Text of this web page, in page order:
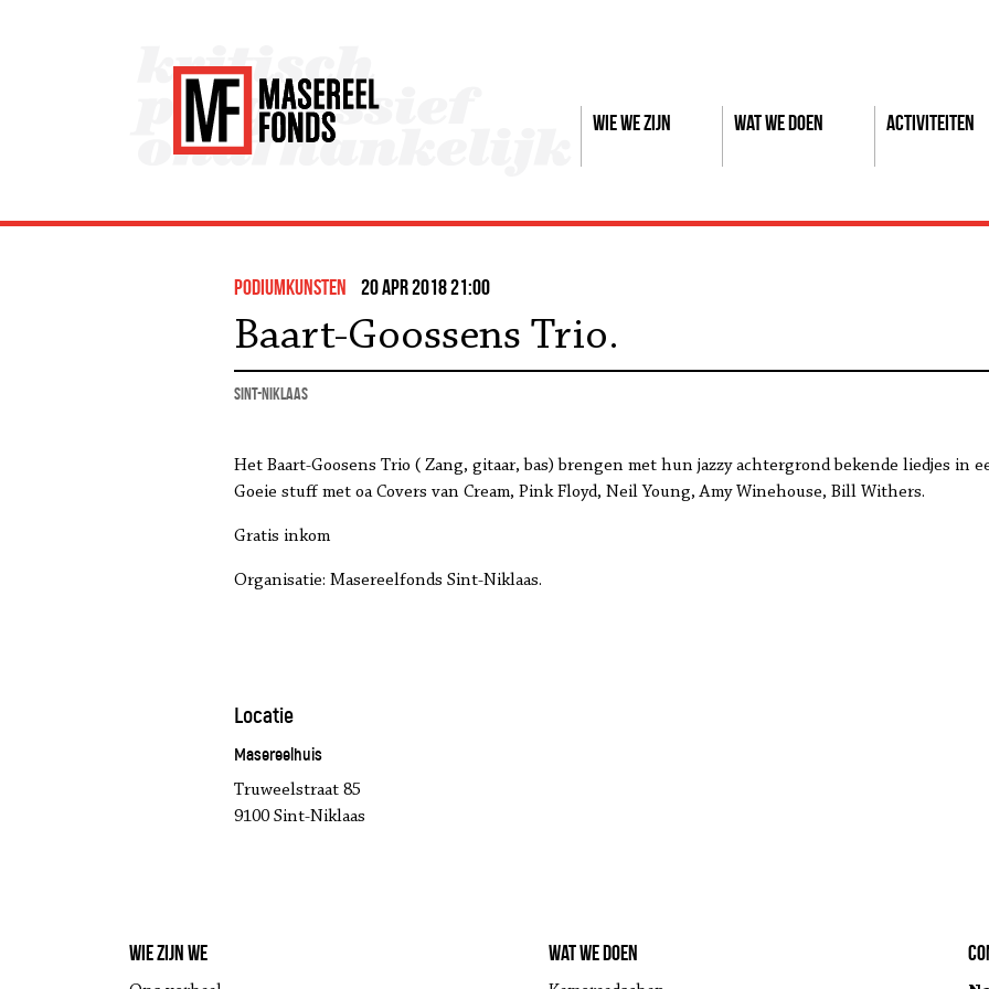
Wie we zijn Wat we doen Activiteiten
podiumkunsten 20 apr 2018 21:00
Baart-Goossens Trio.
Sint-Niklaas
Het Baart-Goosens Trio ( Zang, gitaar, bas) brengen met hun jazzy achtergrond bekende liedjes in
Goeie stuff met oa Covers van Cream, Pink Floyd, Neil Young, Amy Winehouse, Bill Withers.
Gratis inkom
Organisatie: Masereelfonds Sint-Niklaas.
Locatie
Masereelhuis
Truweelstraat 85
9100 Sint-Niklaas
Wie zijn we Wat we doen